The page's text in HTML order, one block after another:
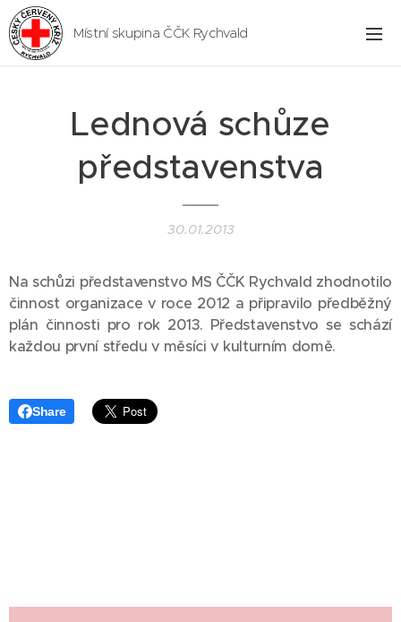
Místní skupina ČČK Rychvald
Lednová schůze
představenstva
30.01.2013
Na schůzi představenstvo MS ČČK Rychvald zhodnotilo
činnost organizace v roce 2012 a připravilo předběžný
plán činnosti pro rok 2013. Představenstvo se schází
každou první středu v měsíci v kulturním domě.
Share